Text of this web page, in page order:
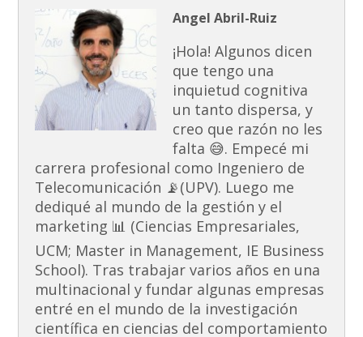
Angel Abril-Ruiz
¡Hola! Algunos dicen
que tengo una
inquietud cognitiva
un tanto dispersa, y
creo que razón no les
falta 😅. Empecé mi
carrera profesional como Ingeniero de
Telecomunicación 📡(UPV). Luego me
dediqué al mundo de la gestión y el
marketing 📊 (Ciencias Empresariales,
UCM; Master in Management, IE Business
School). Tras trabajar varios años en una
multinacional y fundar algunas empresas
entré en el mundo de la investigación
científica en ciencias del comportamiento